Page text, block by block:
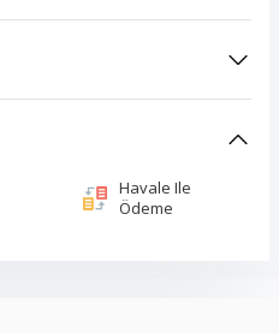
Havale Ile
Ödeme